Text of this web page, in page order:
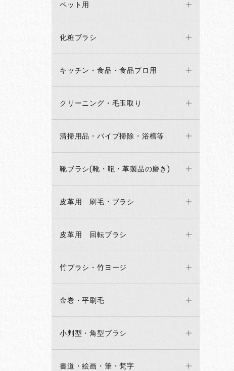
ペット用
化粧ブラシ
キッチン・食品・食品プロ用
クリーニング・毛玉取り
清掃用品・パイプ掃除・浴槽等
靴ブラシ(靴・鞄・革製品の磨き)
皮革用 刷毛・ブラシ
皮革用 回転ブラシ
竹ブラシ・竹ヨージ
金巻・平刷毛
小判型・角型ブラシ
書道・絵画・筆・梵字